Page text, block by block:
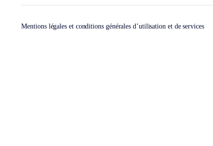
Mentions légales et conditions générales d’utilisation et de services